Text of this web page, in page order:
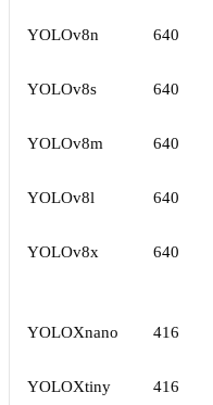
YOLOv8n 640
YOLOv8s 640
YOLOv8m 640
YOLOv8l 640
YOLOv8x 640
YOLOXnano 416
YOLOXtiny 416